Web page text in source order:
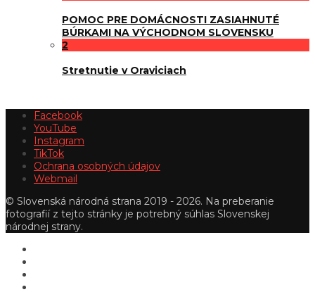
POMOC PRE DOMÁCNOSTI ZASIAHNUTÉ
BÚRKAMI NA VÝCHODNOM SLOVENSKU
2
Stretnutie v Oraviciach
Facebook
YouTube
Instagram
TikTok
Ochrana osobných údajov
Webmail
© Slovenská národná strana 2019 - 2026. Na preberanie
fotografií z tejto stránky je potrebný súhlas Slovenskej
národnej strany.